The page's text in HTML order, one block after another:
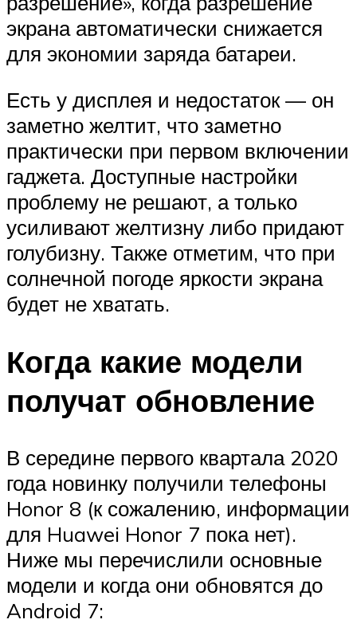
экрана автоматически снижается
для экономии заряда батареи.
Есть у дисплея и недостаток — он
заметно желтит, что заметно
практически при первом включении
гаджета. Доступные настройки
проблему не решают, а только
усиливают желтизну либо придают
голубизну. Также отметим, что при
солнечной погоде яркости экрана
будет не хватать.
Когда какие модели
получат обновление
В середине первого квартала 2020
года новинку получили телефоны
Honor 8 (к сожалению, информации
для Huawei Honor 7 пока нет).
Ниже мы перечислили основные
модели и когда они обновятся до
Android 7: